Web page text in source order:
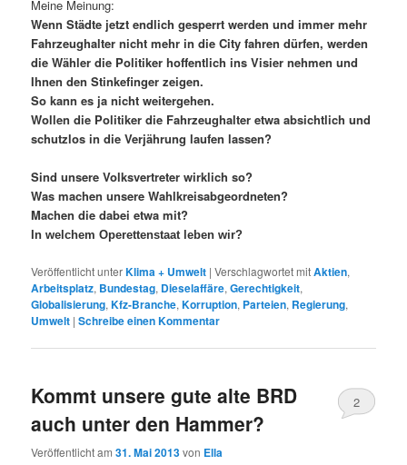
Meine Meinung:
Wenn Städte jetzt endlich gesperrt werden und immer mehr
Fahrzeughalter nicht mehr in die City fahren dürfen, werden
die Wähler die Politiker hoffentlich ins Visier nehmen und
Ihnen den Stinkefinger zeigen.
So kann es ja nicht weitergehen.
Wollen die Politiker die Fahrzeughalter etwa absichtlich und
schutzlos in die Verjährung laufen lassen?
Sind unsere Volksvertreter wirklich so?
Was machen unsere Wahlkreisabgeordneten?
Machen die dabei etwa mit?
In welchem Operettenstaat leben wir?
Veröffentlicht unterKlima + Umwelt |Verschlagwortet mitAktien,
Arbeitsplatz, Bundestag, Dieselaffäre,Gerechtigkeit,
Globalisierung,Kfz-Branche,Korruption, Parteien, Regierung,
Umwelt |Schreibe einen Kommentar
Kommt unsere gute alte BRD
auch unter den Hammer?
Veröffentlicht am31. Mai 2013von Ella
2